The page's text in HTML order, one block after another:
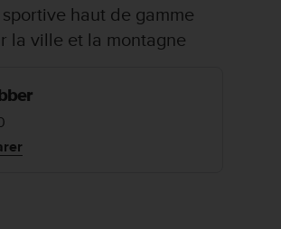
haut de gamme
la ville et la montagne